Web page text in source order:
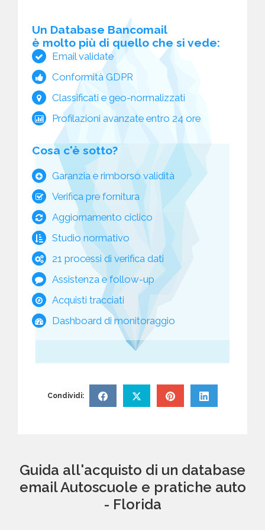
Un Database Bancomail
è molto più di quello che si vede:
Email validate
Conformità GDPR
Classificati e geo-normalizzati
Profilazioni avanzate entro 24 ore
Cosa c'è sotto?
Garanzia e rimborso validità
Verifica pre fornitura
Aggiornamento ciclico
Studio normativo
21 processi di verifica dati
Assistenza e follow-up
Acquisti tracciati
Dashboard di monitoraggio
Condividi:
Guida all'acquisto di un database
email Autoscuole e pratiche auto
- Florida